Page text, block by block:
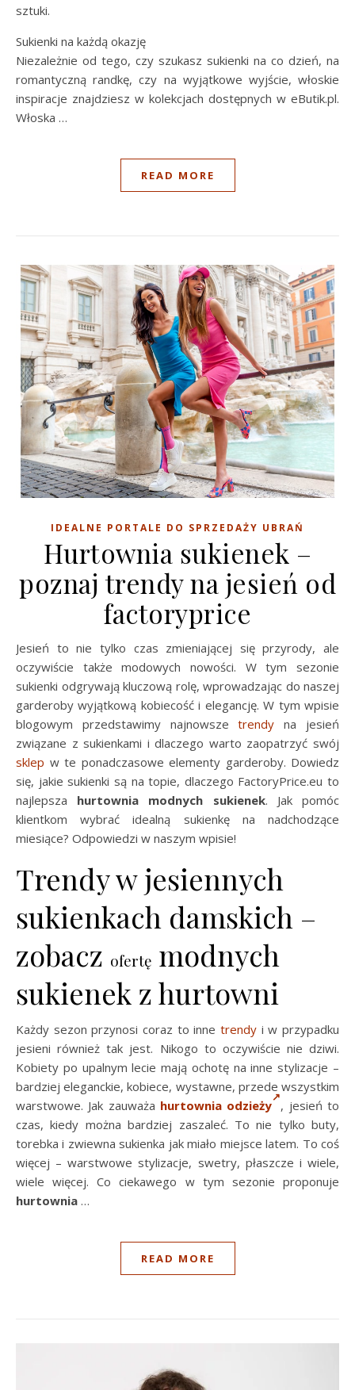
sztuki.
Sukienki na każdą okazję
Niezależnie od tego, czy szukasz sukienki na co dzień, na
romantyczną randkę, czy na wyjątkowe wyjście, włoskie
inspiracje znajdziesz w kolekcjach dostępnych w eButik.pl.
Włoska …
READ MORE
IDEALNE PORTALE DO SPRZEDAŻY UBRAŃ
Hurtownia sukienek –
poznaj trendy na jesień od
factoryprice
Jesień to nie tylko czas zmieniającej się przyrody, ale
oczywiście także modowych nowości. W tym sezonie
sukienki odgrywają kluczową rolę, wprowadzając do naszej
garderoby wyjątkową kobiecość i elegancję. W tym wpisie
blogowym przedstawimy najnowszetrendy na jesień
związane z sukienkami i dlaczego warto zaopatrzyć swój
sklep w te ponadczasowe elementy garderoby. Dowiedz
się, jakie sukienki są na topie, dlaczego FactoryPrice.eu to
najlepsza hurtownia modnych sukienek. Jak pomóc
klientkom wybrać idealną sukienkę na nadchodzące
miesiące? Odpowiedzi w naszym wpisie!
Trendy w jesiennych
sukienkach damskich –
zobacz ofertę modnych
sukienek z hurtowni
Każdy sezon przynosi coraz to inne trendy i w przypadku
jesieni również tak jest. Nikogo to oczywiście nie dziwi.
Kobiety po upalnym lecie mają ochotę na inne stylizacje –
bardziej eleganckie, kobiece, wystawne, przede wszystkim
warstwowe. Jak zauważa hurtownia odzieży , jesień to
czas, kiedy można bardziej zaszaleć. To nie tylko buty,
torebka i zwiewna sukienka jak miało miejsce latem. To coś
więcej – warstwowe stylizacje, swetry, płaszcze i wiele,
wiele więcej. Co ciekawego w tym sezonie proponuje
hurtownia …
READ MORE